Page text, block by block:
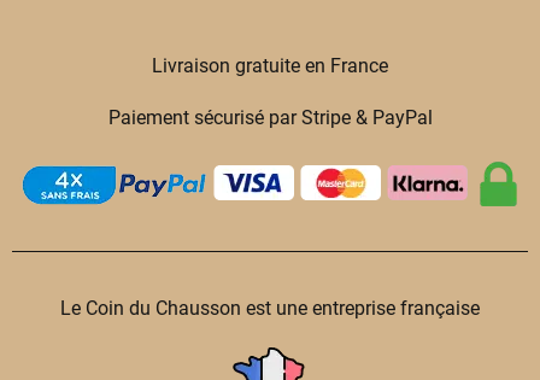
Livraison gratuite en France
Paiement sécurisé par Stripe & PayPal
Le Coin du Chausson est une entreprise française